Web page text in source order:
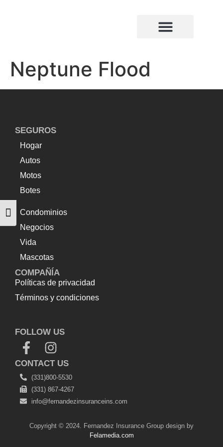
Alternar tamaño de letra
Neptune Flood
SEGUROS
Hogar
Autos
Motos
Botes
Condominios
Negocios
Vida
Mascotas
COMPAÑÍA
Políticas de privacidad
Términos y condiciones
FOLLOW US
CONTACT US
(331)800-5530
(331) 867-4267
info@fernandezinsuranceins.com
Copyright © 2024. Fernandez Insurance Group design by
Felamedia.com